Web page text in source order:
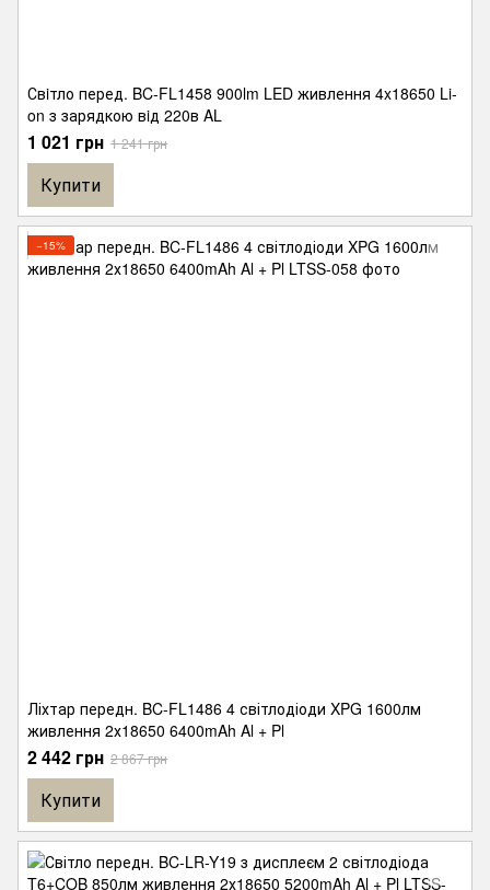
Свiтло перед. BC-FL1458 900lm LED живлення 4x18650 Li-
on з зарядкою вiд 220в AL
1 021 грн 1 241 грн
Купити
−15%
Ліхтар передн. BC-FL1486 4 світлодіоди XPG 1600лм
живлення 2х18650 6400mAh Al + Pl
2 442 грн 2 867 грн
Купити